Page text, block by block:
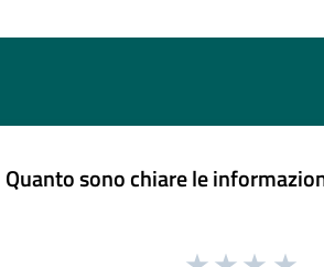
Quanto sono chiare le